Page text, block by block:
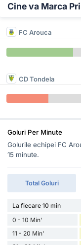
Cine va Marca
FC Arouca
CD Tondela
Goluri Per Minute
Golurile echipei FC
15 minute.
Total Goluri
La fiecare 10 min
0 - 10 Min'
11 - 20 Min'